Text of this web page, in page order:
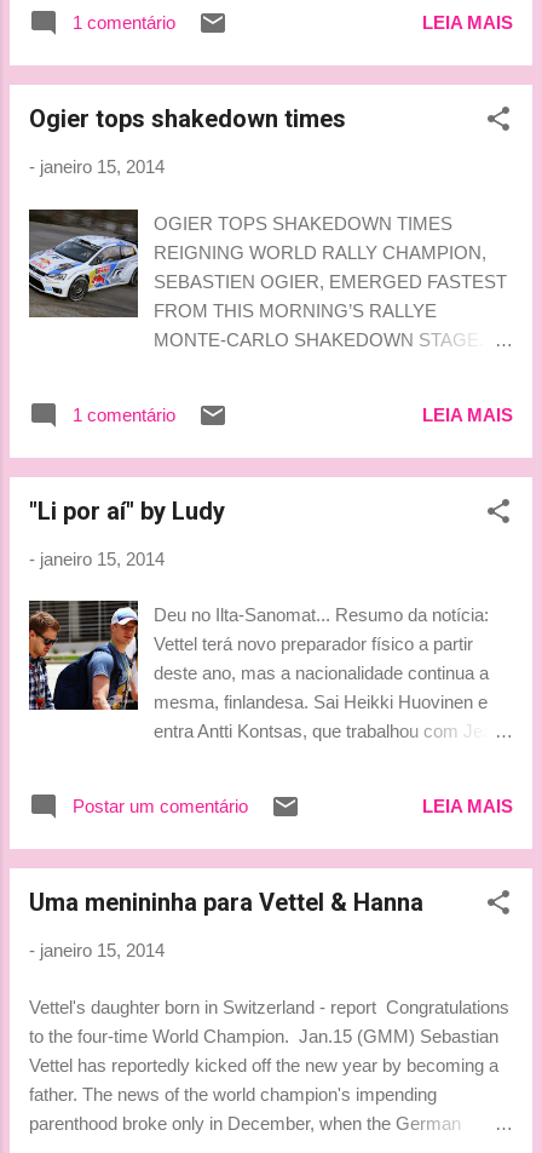
1 comentário LEIA MAIS
Ogier tops shakedown times
- janeiro 15, 2014
OGIER TOPS SHAKEDOWN TIMES
REIGNING WORLD RALLY CHAMPION,
SEBASTIEN OGIER, EMERGED FASTEST
FROM THIS MORNING’S RALLYE
MONTE-CARLO SHAKEDOWN STAGE.
stage. Kris Meeke and Mads Ostberg got
their first full season as Citroen drivers off to
time that was 1.2s slower than Ogier’s
located in the village of Chateauvieux – six
However, he wasn’t reading too much in to
the results from shakedown. He said: “The
weather today has been perfectly dry, but the
road condition was changing a lot. Some of
morning but we will have to wait for the rally
will be very co...
1 comentário LEIA MAIS
"Li por aí" by Ludy
- janeiro 15, 2014
Deu no Ilta-Sanomat... Resumo da notícia:
Vettel terá novo preparador físico a partir
deste ano, mas a nacionalidade continua a
mesma, finlandesa. Sai Heikki Huovinen e
entra Antti Kontsas, que trabalhou com Jean-
gostei!!! Ficaremos sem a beleza nórdica de
Heikki no paddock. #snif :( Enfim, sucesso
nos anos de 2012/2013 substituindo o seu
trabalhou com o piloto alemão de 2009 a
Postar um comentário LEIA MAIS
Uma menininha para Vettel & Hanna
- janeiro 15, 2014
Vettel's daughter born in Switzerland - report Congratulations
to the four-time World Champion. Jan.15 (GMM) Sebastian
Vettel has reportedly kicked off the new year by becoming a
father. The news of the world champion's impending
parenthood broke only in December, when the German